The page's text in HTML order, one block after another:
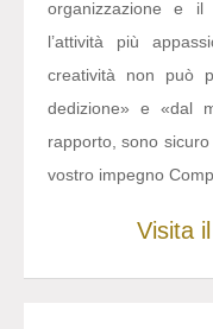
organizzazione e il
l’attività più
creatività non può
dedizione» e «dal
rapporto, sono
vostro impegno
Visita